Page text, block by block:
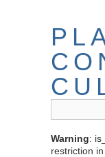
Warning:
restriction in